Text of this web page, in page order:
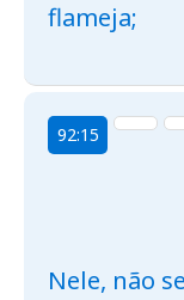
flameja;
92:15
Nele, não